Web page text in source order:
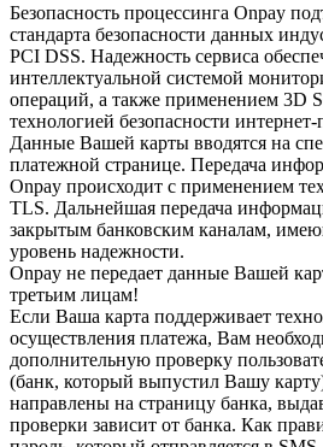
Безопасность процессинга Onpay
стандарта безопасности данных
PCI DSS. Надежность сервиса
интеллектуальной системой
операций, а также применением 3D
технологией безопасности
Данные Вашей карты вводятся на
платежной странице. Передача
Onpay происходит с применением
TLS. Дальнейшая передача
закрытым банковским каналам,
уровень надежности.
Onpay не передает данные Вашей
третьим лицам!
Если Ваша карта поддерживает
осуществления платежа, Вам
дополнительную проверку
(банк, который выпустил Вашу
направлены на страницу банка,
проверки зависит от банка. Как